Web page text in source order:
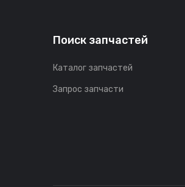
Поиск запчастей
Каталог запчастей
Запрос запчасти